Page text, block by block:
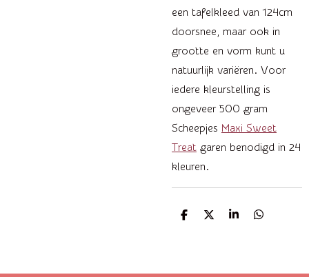
een tafelkleed van 124cm
doorsnee, maar ook in
grootte en vorm kunt u
natuurlijk variëren. Voor
iedere kleurstelling is
ongeveer 500 gram
Scheepjes Maxi Sweet
Treat garen benodigd in 24
kleuren.
D
D
S
D